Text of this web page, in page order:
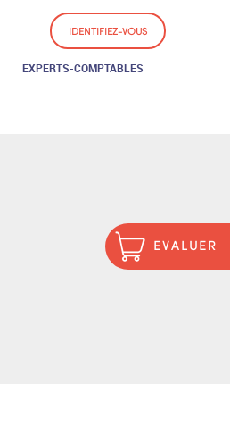
EXPERTS-COMPTABLES
IDENTIFIEZ-VOUS
EVALUER